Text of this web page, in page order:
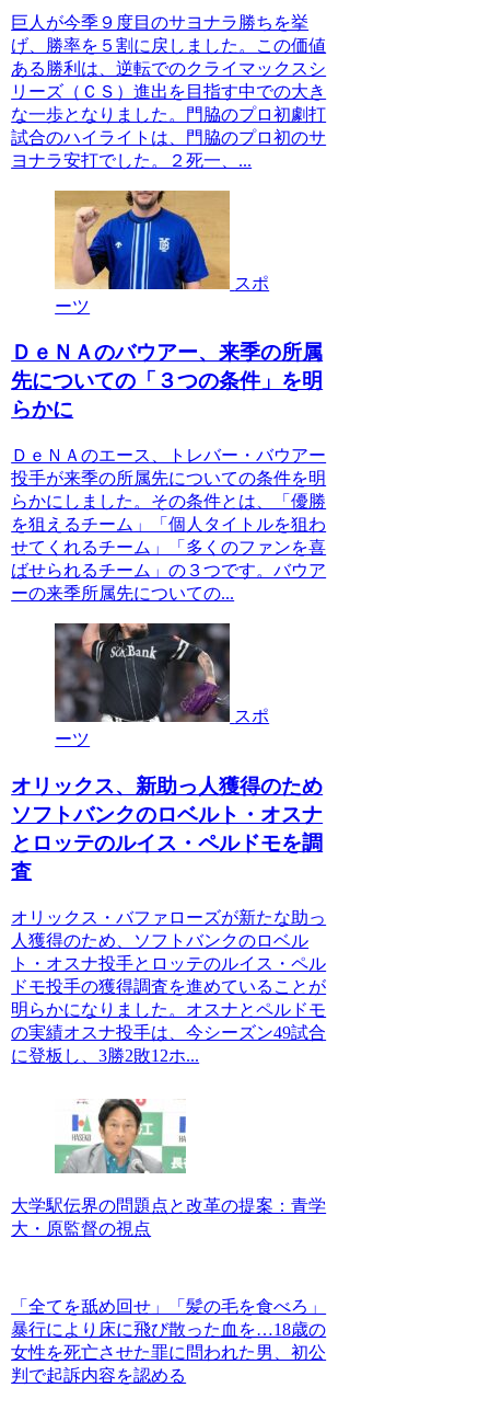
巨人が今季９度目のサヨナラ勝ちを挙
げ、勝率を５割に戻しました。この価値
ある勝利は、逆転でのクライマックスシ
リーズ（ＣＳ）進出を目指す中での大き
な一歩となりました。門脇のプロ初劇打
試合のハイライトは、門脇のプロ初のサ
ヨナラ安打でした。２死一、...
スポ
ーツ
ＤｅＮＡのバウアー、来季の所属
先についての「３つの条件」を明
らかに
ＤｅＮＡのエース、トレバー・バウアー
投手が来季の所属先についての条件を明
らかにしました。その条件とは、「優勝
を狙えるチーム」「個人タイトルを狙わ
せてくれるチーム」「多くのファンを喜
ばせられるチーム」の３つです。バウア
ーの来季所属先についての...
スポ
ーツ
オリックス、新助っ人獲得のため
ソフトバンクのロベルト・オスナ
とロッテのルイス・ペルドモを調
査
オリックス・バファローズが新たな助っ
人獲得のため、ソフトバンクのロベル
ト・オスナ投手とロッテのルイス・ペル
ドモ投手の獲得調査を進めていることが
明らかになりました。オスナとペルドモ
の実績オスナ投手は、今シーズン49試合
に登板し、3勝2敗12ホ...
大学駅伝界の問題点と改革の提案：青学
大・原監督の視点
「全てを舐め回せ」「髪の毛を食べろ」
暴行により床に飛び散った血を…18歳の
女性を死亡させた罪に問われた男、初公
判で起訴内容を認める